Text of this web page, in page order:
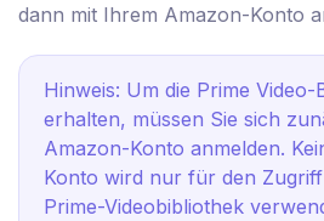
dann mit Ihrem Amazon-Konto
Hinweis: Um die Prime Video-
erhalten, müssen Sie sich
Amazon-Konto anmelden.
Konto wird nur für den
Prime-Videobibliothek